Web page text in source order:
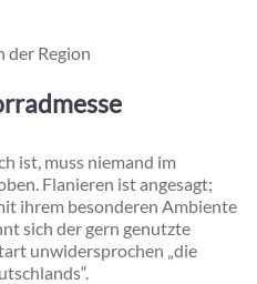
der Region
ist, muss niemand im
Flanieren ist angesagt;
ihrem besonderen Ambiente
sich der gern genutzte
unwidersprochen „die